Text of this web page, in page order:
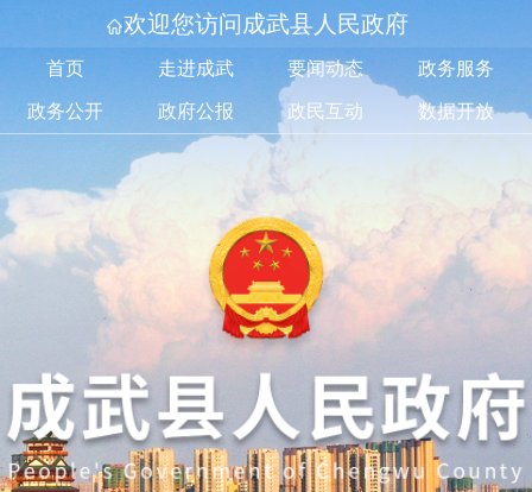
欢迎您访问成武县人民政府
首页 走进成武 要闻动态 政务服务
政务公开 政府公报 政民互动 数据开放